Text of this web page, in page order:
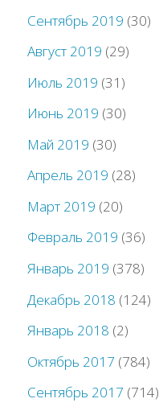
Сентябрь 2019 (30)
Август 2019 (29)
Июль 2019 (31)
Июнь 2019 (30)
Май 2019 (30)
Апрель 2019 (28)
Март 2019 (20)
Февраль 2019 (36)
Январь 2019 (378)
Декабрь 2018 (124)
Январь 2018 (2)
Октябрь 2017 (784)
Сентябрь 2017 (714)